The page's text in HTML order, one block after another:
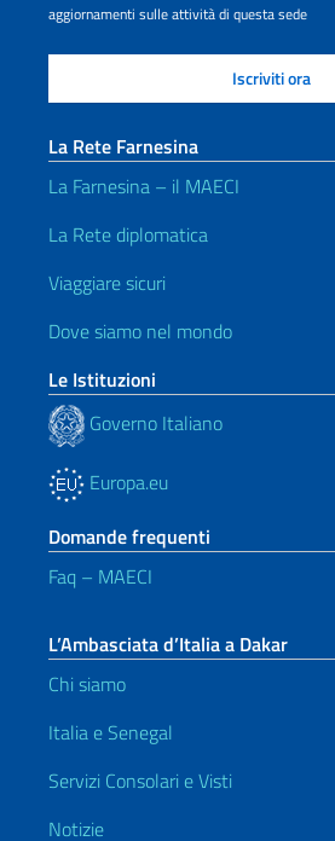
aggiornamenti sulle attività di questa sede
La Rete Farnesina
La Farnesina – il MAECI
La Rete diplomatica
Viaggiare sicuri
Dove siamo nel mondo
Le Istituzioni
Governo Italiano
Europa.eu
Domande frequenti
Faq – MAECI
L’Ambasciata d’Italia a Dakar
Chi siamo
Italia e Senegal
Servizi Consolari e Visti
Notizie